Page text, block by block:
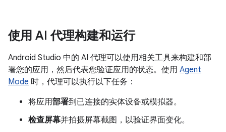
使用 AI 代理构建和运行
Android Studio 中的 AI 代理可以使用相关工具来构建和部
署您的应用，然后代表您验证应用的状态。使用 Agent
Mode 时，代理可以执行以下任务：
将应用部署到已连接的实体设备或模拟器。
检查屏幕并拍摄屏幕截图，以验证界面变化。